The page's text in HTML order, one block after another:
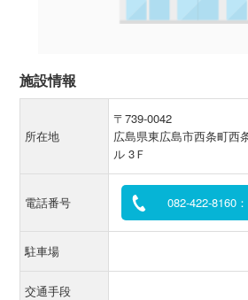
施設情報
所在地
〒739-0042
広島県東広島市西条町西
ル 3Ｆ
電話番号 082-422-8160
駐車場
交通手段